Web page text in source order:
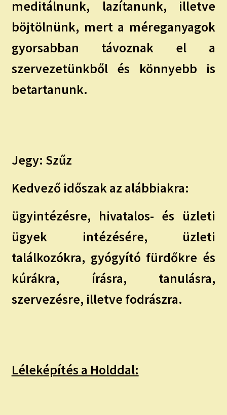
meditálnunk, lazítanunk, illetve
böjtölnünk, mert a méreganyagok
gyorsabban távoznak el a
szervezetünkből és könnyebb is
betartanunk.
Jegy: Szűz
Kedvező időszak az alábbiakra:
ügyintézésre, hivatalos- és üzleti
ügyek intézésére, üzleti
találkozókra, gyógyító fürdőkre és
kúrákra, írásra, tanulásra,
szervezésre, illetve fodrászra.
Léleképítés a Holddal: